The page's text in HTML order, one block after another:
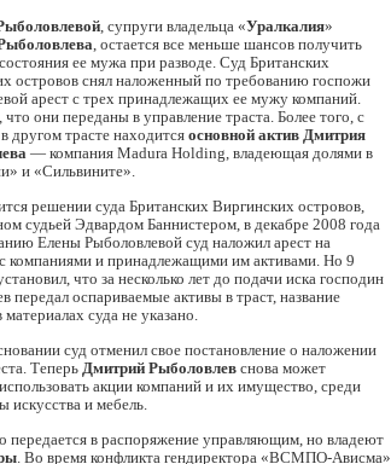
, супруги владельца «Уралкалия»
, остается все меньше шансов получить
ее мужа при разводе. Суд Британских
островов снял наложенный по требованию госпожи
арест с трех принадлежащих ее мужу компаний.
что они переданы в управление траста. Более того, с
другом трасте находитсяосновной актив Дмитрия
— компания Madura Holding, владеющая долями в
и «Сильвините».
решении суда Британских Виргинских островов,
судьей Эдвардом Баннистером, в декабре 2008 года
Елены Рыболовлевой суд наложил арест на
компаниями и принадлежащими им активами. Но 9
что за несколько лет до подачи иска господин
передал оспариваемые активы в траст, название
материалах суда не указано.
суд отменил свое постановление о наложении
Теперь Дмитрий Рыболовлев снова может
акции компаний и их имущество, среди
искусства и мебель.
в распоряжение управляющим, но владеют
. Во время конфликта гендиректора «ВСМПО-Ависма»